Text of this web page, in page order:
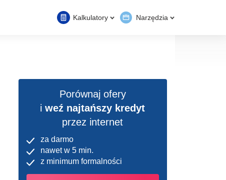
Kalkulatory Narzędzia
Porównaj ofery
iweź najtańszy kredyt
przez internet
za darmo
nawet w 5 min.
z minimum formalności